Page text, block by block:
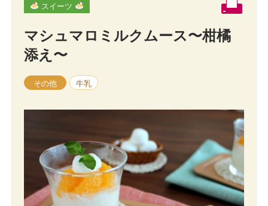
スイーツ
マシュマロミルクムース〜柑橘
添え〜
その他 牛乳